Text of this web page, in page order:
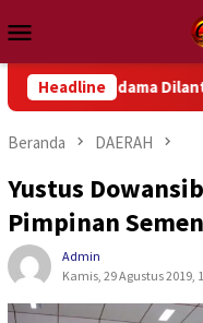
ke
kontenMobile
Headline
Dilantik,
Beranda DAERAH
Yustus
Pimpinan
Admin
Kamis, 29 Agustus 2019,